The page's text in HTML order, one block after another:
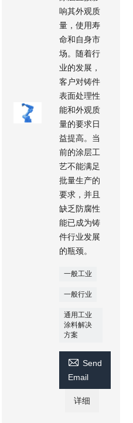
响其外观质
量，使用寿
命和自身市
场。随着行
业的发展，
客户对铸件
表面处理性
能和外观质
量的要求日
益提高。当
前的涂层工
艺不能满足
批量生产的
要求，并且
缺乏防腐性
能已成为铸
件行业发展
的瓶颈。
一般工业
一般行业
通用工业
涂料解决
方案
 Send
Email
详细